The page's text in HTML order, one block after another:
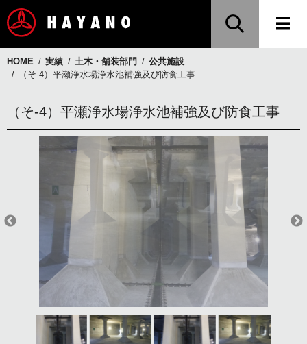
HOME 実績 土木・舗装部門
公共施設
（そ-4）平瀬浄水場浄水池補強及び防食工事
（そ-4）平瀬浄水場浄水池補強及び防食工事